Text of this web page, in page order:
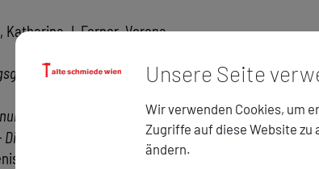
Katharina J. Ferner, Verena
: Franz Koglmann,
mit Barbara
liest Dichterin:
Unsere Seite
Wir verwenden Cookies, um
Zugriffe auf diese Website zu
ändern.